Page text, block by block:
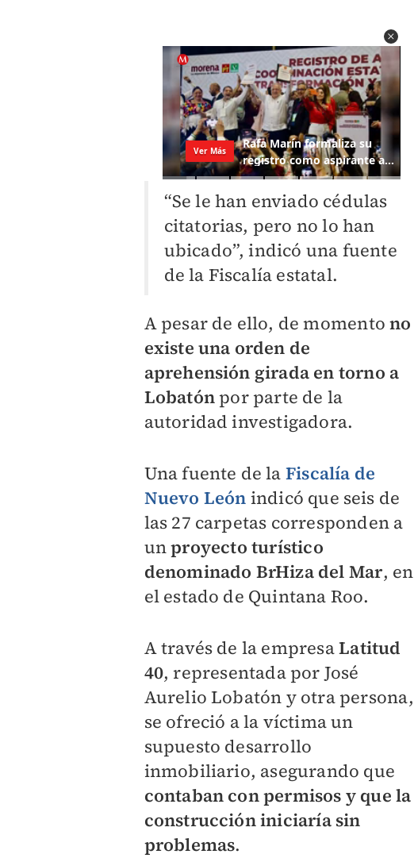
“Se le han enviado cédulas
citatorias, pero no lo han
ubicado”, indicó una fuente
de la Fiscalía estatal.
A pesar de ello, de momento no
existe una orden de
aprehensión girada en torno a
Lobatón por parte de la
autoridad investigadora.
Una fuente de la Fiscalía de
Nuevo León indicó que seis de
las 27 carpetas corresponden a
unproyecto turístico
denominado BrHiza del Mar, en
el estado de Quintana Roo.
A través de la empresaLatitud
40, representada por José
Aurelio Lobatón y otra persona,
se ofreció a la víctima un
supuesto desarrollo
inmobiliario, asegurando que
contaban con permisos y que la
construcción iniciaría sin
problemas.